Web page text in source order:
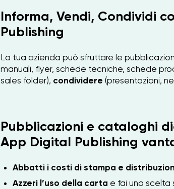
Informa, Vendi, Condividi
Publishing
La tua azienda può sfruttare le
manuali, flyer, schede tecniche, schede
sales folder), condividere (presentazioni,
Pubblicazioni e cataloghi
App Digital Publishing
Abbatti i costi di stampa e
Azzeri l’uso della carta e fai una scelta